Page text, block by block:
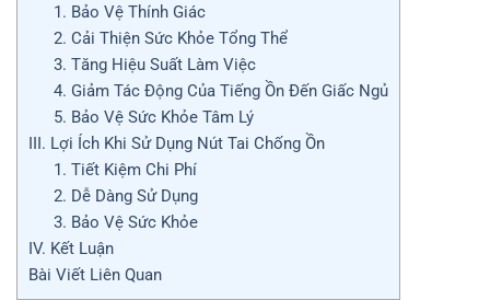
1. Bảo Vệ Thính Giác
2. Cải Thiện Sức Khỏe Tổng Thể
3. Tăng Hiệu Suất Làm Việc
4. Giảm Tác Động Của Tiếng Ồn Đến Giấc Ngủ
5. Bảo Vệ Sức Khỏe Tâm Lý
III. Lợi Ích Khi Sử Dụng Nút Tai Chống Ồn
1. Tiết Kiệm Chi Phí
2. Dễ Dàng Sử Dụng
3. Bảo Vệ Sức Khỏe
IV. Kết Luận
Bài Viết Liên Quan